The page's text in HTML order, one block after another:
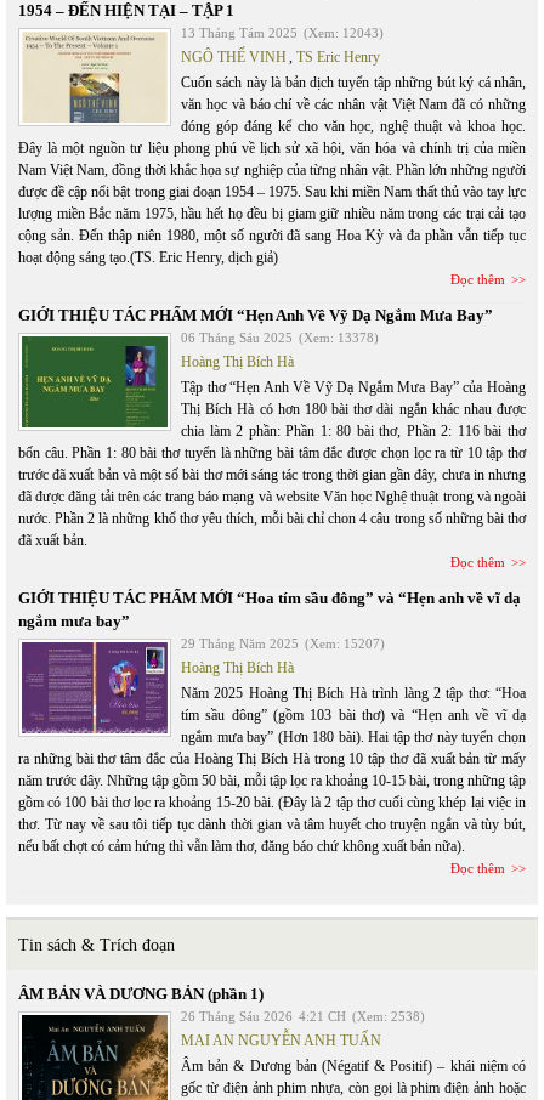
1954 – ĐẾN HIỆN TẠI – TẬP 1
13 Tháng Tám 2025 (Xem: 12043)
NGÔ THẾ VINH, TS Eric Henry
Cuốn sách này là bản dịch tuyển tập những bút ký cá nhân,
văn học và báo chí về các nhân vật Việt Nam đã có những
đóng góp đáng kể cho văn học, nghệ thuật và khoa học.
Đây là một nguồn tư liệu phong phú về lịch sử xã hội, văn hóa và chính trị của miền
Nam Việt Nam, đồng thời khắc họa sự nghiệp của từng nhân vật. Phần lớn những người
được đề cập nổi bật trong giai đoạn 1954 – 1975. Sau khi miền Nam thất thủ vào tay lực
lượng miền Bắc năm 1975, hầu hết họ đều bị giam giữ nhiều năm trong các trại cải tạo
cộng sản. Đến thập niên 1980, một số người đã sang Hoa Kỳ và đa phần vẫn tiếp tục
hoạt động sáng tạo.(TS. Eric Henry, dịch giả)
Đọc thêm
GIỚI THIỆU TÁC PHẨM MỚI “Hẹn Anh Về Vỹ Dạ Ngắm Mưa Bay”
06 Tháng Sáu 2025 (Xem: 13378)
Hoàng Thị Bích Hà
Tập thơ “Hẹn Anh Về Vỹ Dạ Ngắm Mưa Bay” của Hoàng
Thị Bích Hà có hơn 180 bài thơ dài ngắn khác nhau được
chia làm 2 phần: Phần 1: 80 bài thơ, Phần 2: 116 bài thơ
bốn câu. Phần 1: 80 bài thơ tuyển là những bài tâm đắc được chọn lọc ra từ 10 tập thơ
trước đã xuất bản và một số bài thơ mới sáng tác trong thời gian gần đây, chưa in nhưng
đã được đăng tải trên các trang báo mạng và website Văn học Nghệ thuật trong và ngoài
nước. Phần 2 là những khổ thơ yêu thích, mỗi bài chỉ chon 4 câu trong số những bài thơ
đã xuất bản.
Đọc thêm
GIỚI THIỆU TÁC PHẨM MỚI “Hoa tím sầu đông” và “Hẹn anh về vĩ dạ
ngắm mưa bay”
29 Tháng Năm 2025 (Xem: 15207)
Hoàng Thị Bích Hà
Năm 2025 Hoàng Thị Bích Hà trình làng 2 tập thơ: “Hoa
tím sầu đông” (gồm 103 bài thơ) và “Hẹn anh về vĩ dạ
ngắm mưa bay” (Hơn 180 bài). Hai tập thơ này tuyển chọn
ra những bài thơ tâm đắc của Hoàng Thị Bích Hà trong 10 tập thơ đã xuất bản từ mấy
năm trước đây. Những tập gồm 50 bài, mỗi tập lọc ra khoảng 10-15 bài, trong những tập
gồm có 100 bài thơ lọc ra khoảng 15-20 bài. (Đây là 2 tập thơ cuối cùng khép lại việc in
thơ. Từ nay về sau tôi tiếp tục dành thời gian và tâm huyết cho truyện ngắn và tùy bút,
nếu bất chợt có cảm hứng thì vẫn làm thơ, đăng báo chứ không xuất bản nữa).
Đọc thêm
Tin sách & Trích đoạn
ÂM BẢN VÀ DƯƠNG BẢN (phần 1)
26 Tháng Sáu 2026 4:21 CH (Xem: 2538)
MAI AN NGUYỄN ANH TUẤN
Âm bản & Dương bản (Négatif & Positif) – khái niệm có
gốc từ điện ảnh phim nhựa, còn gọi là phim điện ảnh hoặc